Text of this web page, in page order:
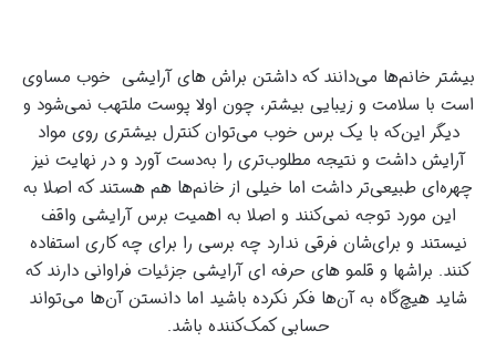
بیشتر خانم‌ها می‌دانند که داشتن براش های آرایشی خوب مساوی
است با سلامت و زیبایی بیشتر، چون اولا پوست ملتهب نمی‌شود و
دیگر این‌که با یک برس خوب می‌توان کنترل بیشتری روی مواد
آرایش داشت و نتیجه مطلوب‌تری را به‌دست آورد و در نهایت نیز
چهره‌ای طبیعی‌تر داشت اما خیلی از خانم‌ها هم هستند که اصلا به
این مورد توجه نمی‌کنند و اصلا به اهمیت برس آرایشی واقف
نیستند و برای‌شان فرقی ندارد چه برسی را برای چه کاری استفاده
کنند. براشها و قلمو های حرفه ای آرایشی جزئیات فراوانی دارند که
شاید هیچ‌گاه به آن‌ها فکر نکرده‌ باشید اما دانستن آن‌ها می‌تواند
حسابی کمک‌کننده باشد.